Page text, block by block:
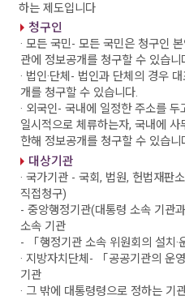
하는 제도입니다
청구인
· 모든 국민- 모든 국민은 청구인
관에 정보공개를 청구할 수 있습니
· 법인·단체 - 법인과 단체의 경우
개를 청구할 수 있습니다.
· 외국인- 국내에 일정한 주소를 두
일시적으로 체류하는자, 국내에 사
한해 정보공개를 청구할 수 있습니
대상기관
· 국가기관 - 국회, 법원, 헌법재판
직접청구)
- 중앙행정기관(대통령 소속 기관
소속 기관
- 「행정기관 소속 위원회의 설치
· 지방자치단체 - 「공공기관의 운
기관
· 그 밖에 대통령령으로 정하는 기